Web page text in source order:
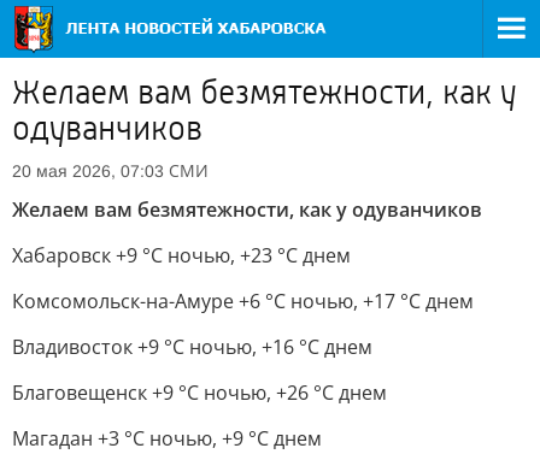
Желаем вам безмятежности, как у
одуванчиков
20 мая 2026, 07:03 СМИ
Желаем вам безмятежности, как у одуванчиков
Хабаровск +9 °C ночью, +23 °C днем
Комсомольск-на-Амуре +6 °C ночью, +17 °C днем
Владивосток +9 °C ночью, +16 °C днем
Благовещенск +9 °C ночью, +26 °C днем
Магадан +3 °С ночью, +9 °С днем